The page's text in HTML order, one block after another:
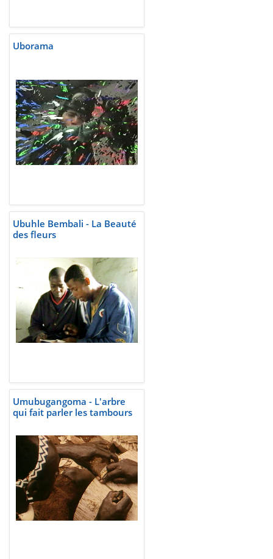
Uborama
Ubuhle Bembali - La Beauté
des fleurs
Umubugangoma - L'arbre
qui fait parler les tambours